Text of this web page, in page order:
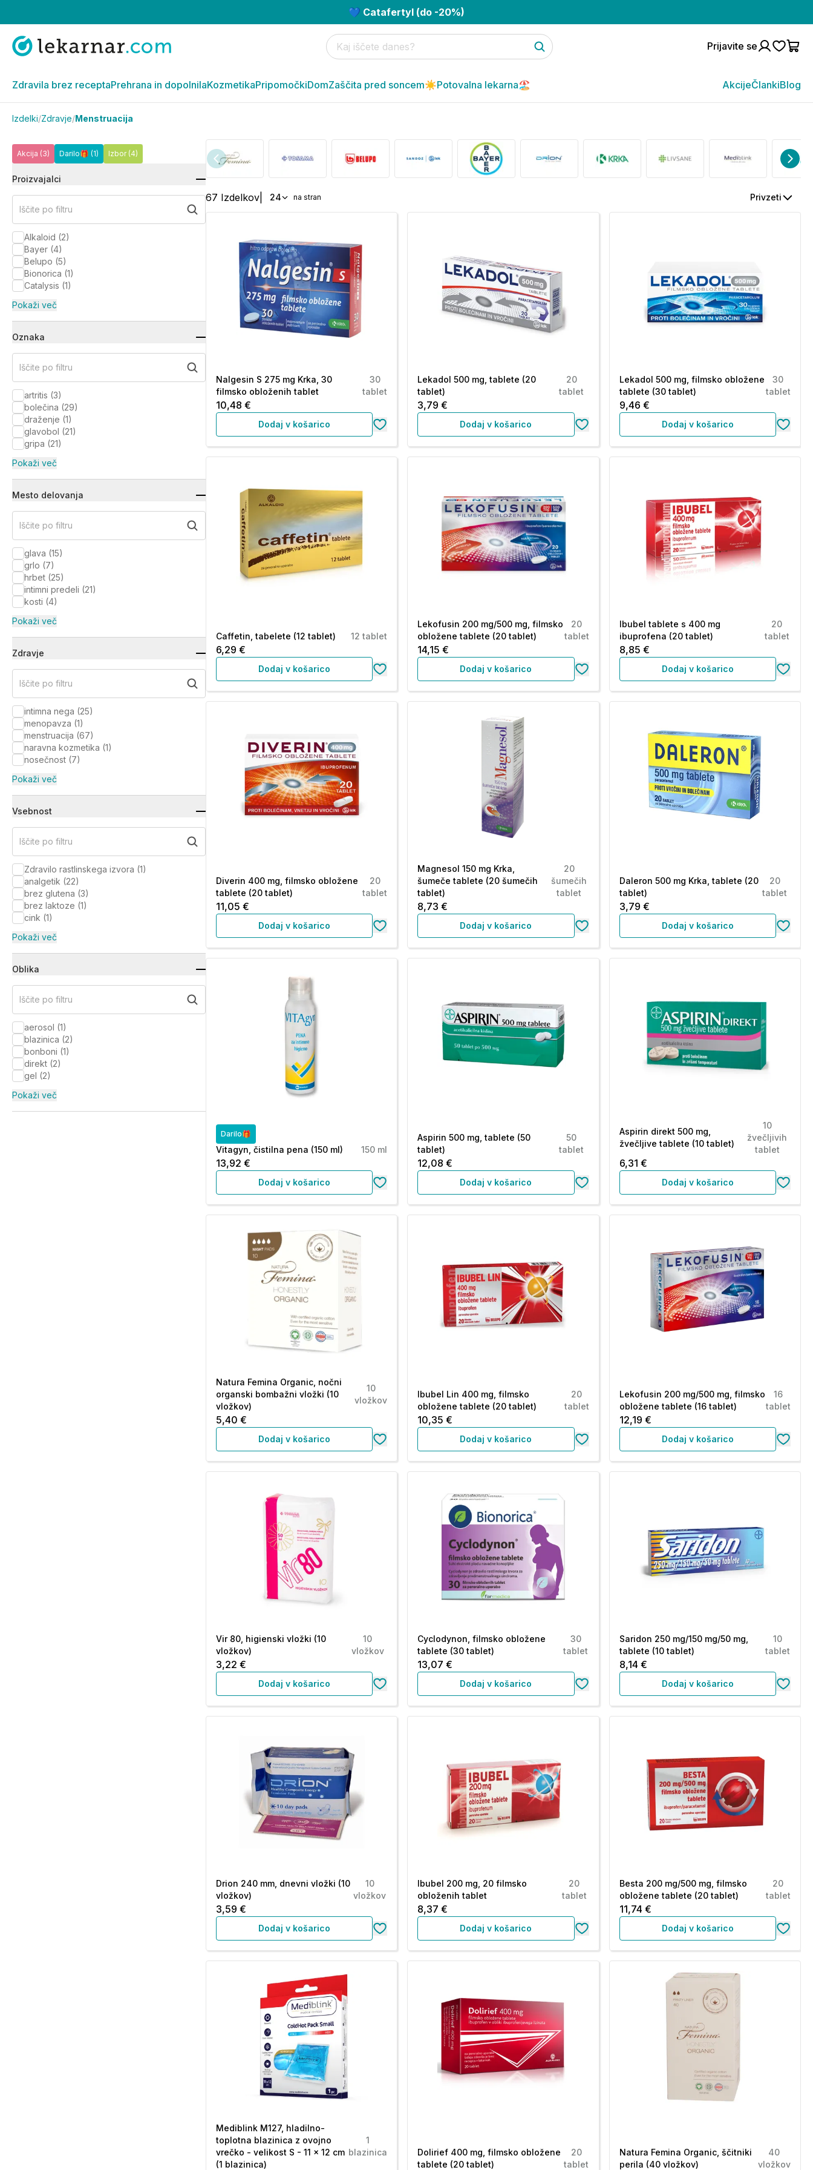
💙 Catafertyl (do -20%)
Prijavite se
Zdravila brez receptaPrehrana in dopolnilaKozmetikaPripomočkiDomZaščita pred soncem☀️Potovalna lekarna🏖️ AkcijeČlankiBlog
Izdelki/Zdravje/Menstruacija
Akcija (3) Darilo🎁 (1) Izbor (4)
Proizvajalci
Iščite po filtru
Alkaloid (2)
Bayer (4)
Belupo (5)
Bionorica (1)
Catalysis (1)
Pokaži več
Oznaka
Iščite po filtru
artritis (3)
bolečina (29)
draženje (1)
glavobol (21)
gripa (21)
Pokaži več
Mesto delovanja
Iščite po filtru
glava (15)
grlo (7)
hrbet (25)
intimni predeli (21)
kosti (4)
Pokaži več
Zdravje
Iščite po filtru
intimna nega (25)
menopavza (1)
menstruacija (67)
naravna kozmetika (1)
nosečnost (7)
Pokaži več
Vsebnost
Iščite po filtru
Zdravilo rastlinskega izvora (1)
analgetik (22)
brez glutena (3)
brez laktoze (1)
cink (1)
Pokaži več
Oblika
Iščite po filtru
aerosol (1)
blazinica (2)
bonboni (1)
direkt (2)
gel (2)
Pokaži več
67 Izdelkov 24 na stran Privzeti
Nalgesin S 275 mg Krka, 30
filmsko obloženih tablet
30
tablet
10,48 €
Dodaj v košarico
Lekadol 500 mg, tablete (20
tablet)
20
tablet
3,79 €
Dodaj v košarico
Lekadol 500 mg, filmsko obložene
tablete (30 tablet)
30
tablet
9,46 €
Dodaj v košarico
Caffetin, tabelete (12 tablet) 12 tablet
6,29 €
Dodaj v košarico
Lekofusin 200 mg/500 mg, filmsko
obložene tablete (20 tablet)
20
tablet
14,15 €
Dodaj v košarico
Ibubel tablete s 400 mg
ibuprofena (20 tablet)
20
tablet
8,85 €
Dodaj v košarico
Diverin 400 mg, filmsko obložene
tablete (20 tablet)
20
tablet
11,05 €
Dodaj v košarico
Magnesol 150 mg Krka,
šumeče tablete (20 šumečih
tablet)
20
šumečih
tablet
8,73 €
Dodaj v košarico
Daleron 500 mg Krka, tablete (20
tablet)
20
tablet
3,79 €
Dodaj v košarico
Darilo🎁
Vitagyn, čistilna pena (150 ml) 150 ml
13,92 €
Dodaj v košarico
Aspirin 500 mg, tablete (50
tablet)
50
tablet
12,08 €
Dodaj v košarico
Aspirin direkt 500 mg,
žvečljive tablete (10 tablet)
10
žvečljivih
tablet
6,31 €
Dodaj v košarico
Natura Femina Organic, nočni
organski bombažni vložki (10
vložkov)
10
vložkov
5,40 €
Dodaj v košarico
Ibubel Lin 400 mg, filmsko
obložene tablete (20 tablet)
20
tablet
10,35 €
Dodaj v košarico
Lekofusin 200 mg/500 mg, filmsko
obložene tablete (16 tablet)
16
tablet
12,19 €
Dodaj v košarico
Vir 80, higienski vložki (10
vložkov)
10
vložkov
3,22 €
Dodaj v košarico
Cyclodynon, filmsko obložene
tablete (30 tablet)
30
tablet
13,07 €
Dodaj v košarico
Saridon 250 mg/150 mg/50 mg,
tablete (10 tablet)
10
tablet
8,14 €
Dodaj v košarico
Drion 240 mm, dnevni vložki (10
vložkov)
10
vložkov
3,59 €
Dodaj v košarico
Ibubel 200 mg, 20 filmsko
obloženih tablet
20
tablet
8,37 €
Dodaj v košarico
Besta 200 mg/500 mg, filmsko
obložene tablete (20 tablet)
20
tablet
11,74 €
Dodaj v košarico
Mediblink M127, hladilno-
toplotna blazinica z ovojno
vrečko - velikost S - 11 x 12 cm
(1 blazinica)
1
blazinica
Dolirief 400 mg, filmsko obložene
tablete (20 tablet)
20
tablet
Natura Femina Organic, ščitniki
perila (40 vložkov)
40
vložkov